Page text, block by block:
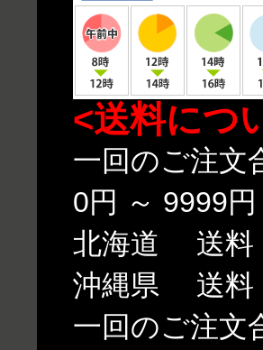
<送料につ
一回のご注文
0円 ～ 9999
北海道 送料
沖縄県 送料
一回のご注文